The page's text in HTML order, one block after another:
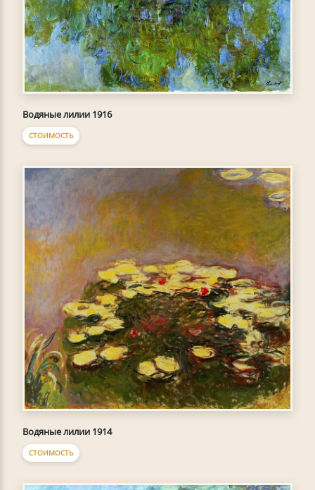
Водяные лилии 1916
СТОИМОСТЬ
Водяные лилии 1914
СТОИМОСТЬ